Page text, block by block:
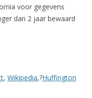
voor gegevens
dan 2 jaar bewaard
, Wikipedia,?Huffington